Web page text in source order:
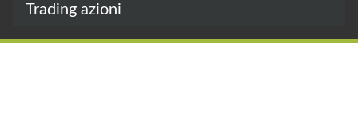
Trading azioni